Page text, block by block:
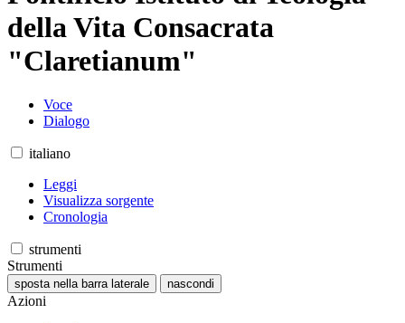
della Vita Consacrata
"Claretianum"
Voce
Dialogo
italiano
Leggi
Visualizza sorgente
Cronologia
strumenti
Strumenti
sposta nella barra laterale nascondi
Azioni